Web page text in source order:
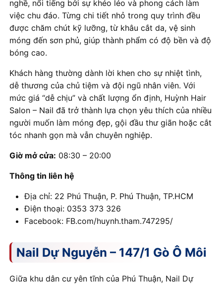
nghề, nổi tiếng bởi sự khéo léo và phong cách làm
việc chu đáo. Từng chi tiết nhỏ trong quy trình đều
được chăm chút kỹ lưỡng, từ khâu cắt da, vệ sinh
móng đến sơn phủ, giúp thành phẩm có độ bền và độ
bóng cao.
Khách hàng thường dành lời khen cho sự nhiệt tình,
dễ thương của chủ tiệm và đội ngũ nhân viên. Với
mức giá “dễ chịu” và chất lượng ổn định, Huỳnh Hair
Salon – Nail đã trở thành lựa chọn yêu thích của nhiều
người muốn làm móng đẹp, gội đầu thư giãn hoặc cắt
tóc nhanh gọn mà vẫn chuyên nghiệp.
Giờ mở cửa: 08:30 – 20:00
Thông tin liên hệ
Địa chỉ: 22 Phú Thuận, P. Phú Thuận, TP.HCM
Điện thoại: 0353 373 326
Facebook: FB.com/huynh.tham.747295/
Nail Dự Nguyễn – 147/1 Gò Ô Môi
Giữa khu dân cư yên tĩnh của Phú Thuận, Nail Dự